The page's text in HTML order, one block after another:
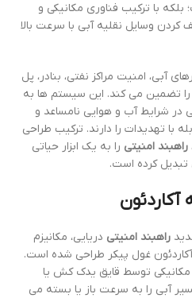
با ترکیب فناوری مکانیکی و
کردن وسایل نقلیه آبی با سرعت بالا
آبی، امنیت مراکز نفتی، بنادر، پل
تضمین می کند. این سیستم ها به
شرایط آب و هوایی نامساعد و
با تهدیدات را دارند. ترکیب طراحی
راهبند امنیتی را به یک ابزار حیاتی
تبدیل کرده است.
آکاردئون
راهبند امنیتی دریایی، مکانیزم
غول پیکر طراحی شده است.
مکانیکی توسط قایق یدک کش یا
آبی را به سرعت باز یا بسته می